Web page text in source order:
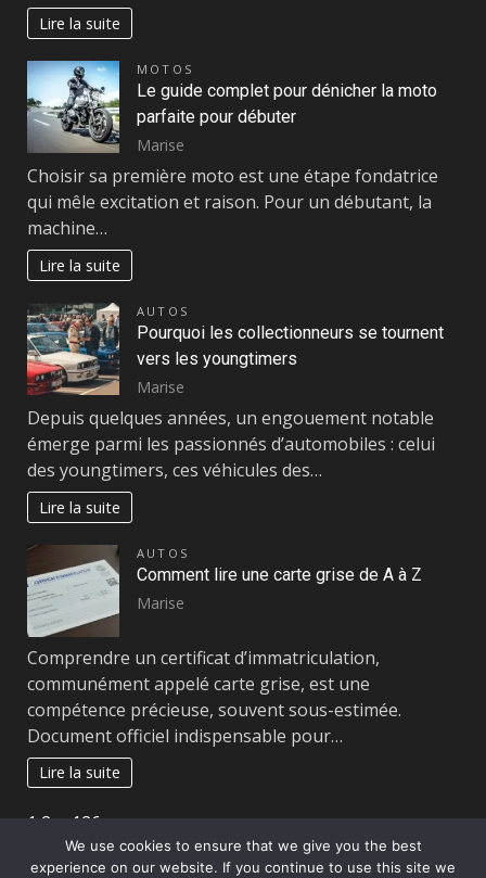
Lire la suite
MOTOS
Le guide complet pour dénicher la moto
parfaite pour débuter
Marise
Choisir sa première moto est une étape fondatrice
qui mêle excitation et raison. Pour un débutant, la
machine…
Lire la suite
AUTOS
Pourquoi les collectionneurs se tournent
vers les youngtimers
Marise
Depuis quelques années, un engouement notable
émerge parmi les passionnés d’automobiles : celui
des youngtimers, ces véhicules des…
Lire la suite
AUTOS
Comment lire une carte grise de A à Z
Marise
Comprendre un certificat d’immatriculation,
communément appelé carte grise, est une
compétence précieuse, souvent sous-estimée.
Document officiel indispensable pour…
Lire la suite
Page:
12…126Next
»
We use cookies to ensure that we give you the best
experience on our website. If you continue to use this site we